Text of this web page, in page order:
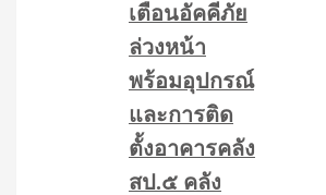
เตือนอัคคีภัย
ล่วงหน้า
พร้อมอุปกรณ์
และการติด
ตั้งอาคารคลัง
สป.๕ คลัง